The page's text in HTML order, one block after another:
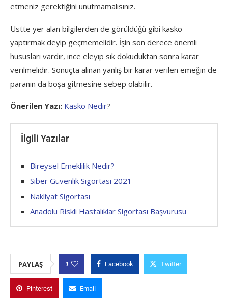
etmeniz gerektiğini unutmamalısınız.
Üstte yer alan bilgilerden de görüldüğü gibi kasko
yaptırmak deyip geçmemelidir. İşin son derece önemli
hususları vardır, ince eleyip sık dokuduktan sonra karar
verilmelidir. Sonuçta alınan yanlış bir karar verilen emeğin de
paranın da boşa gitmesine sebep olabilir.
Önerilen Yazı: Kasko Nedir?
İlgili Yazılar
Bireysel Emeklilik Nedir?
Siber Güvenlik Sigortası 2021
Nakliyat Sigortası
Anadolu Riskli Hastalıklar Sigortası Başvurusu
PAYLAŞ 1 Facebook Twitter
Pinterest Email